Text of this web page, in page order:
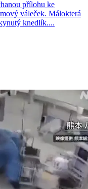
přílohu ke
váleček. Málokterá
knedlík....